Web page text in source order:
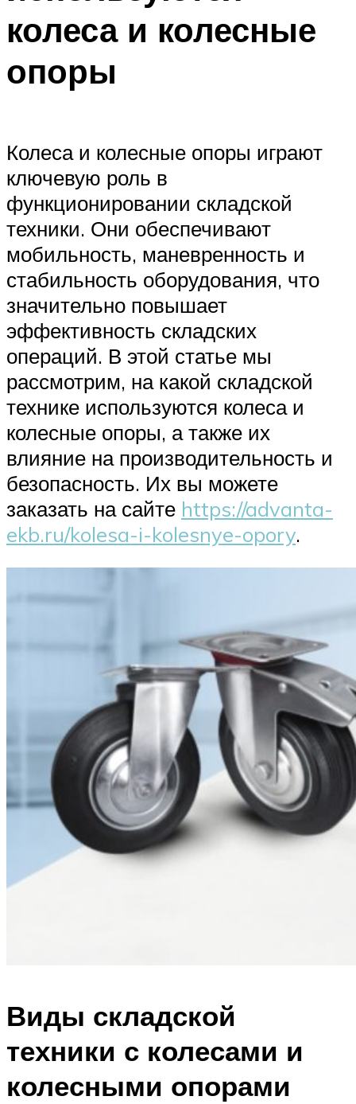
колеса и колесные
опоры
Колеса и колесные опоры играют
ключевую роль в
функционировании складской
техники. Они обеспечивают
мобильность, маневренность и
стабильность оборудования, что
значительно повышает
эффективность складских
операций. В этой статье мы
рассмотрим, на какой складской
технике используются колеса и
колесные опоры, а также их
влияние на производительность и
безопасность. Их вы можете
заказать на сайте https://advanta-
ekb.ru/kolesa-i-kolesnye-opory.
Виды складской
техники с колесами и
колесными опорами